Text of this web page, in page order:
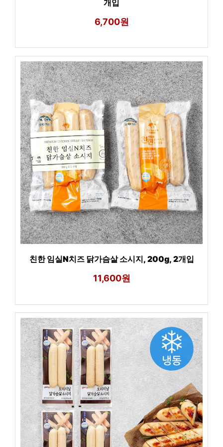
개입
6,700원
친한 임실N치즈 닭가슴살 소시지, 200g, 2개입
11,600원